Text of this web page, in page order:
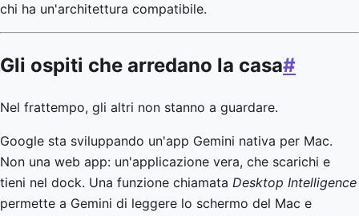
chi ha un'architettura compatibile.
Gli ospiti che arredano la casa#
Nel frattempo, gli altri non stanno a guardare.
Google sta sviluppando un'app Gemini nativa per Mac.
Non una web app: un'applicazione vera, che scarichi e
tieni nel dock. Una funzione chiamata Desktop Intelligence
permette a Gemini di leggere lo schermo del Mac e